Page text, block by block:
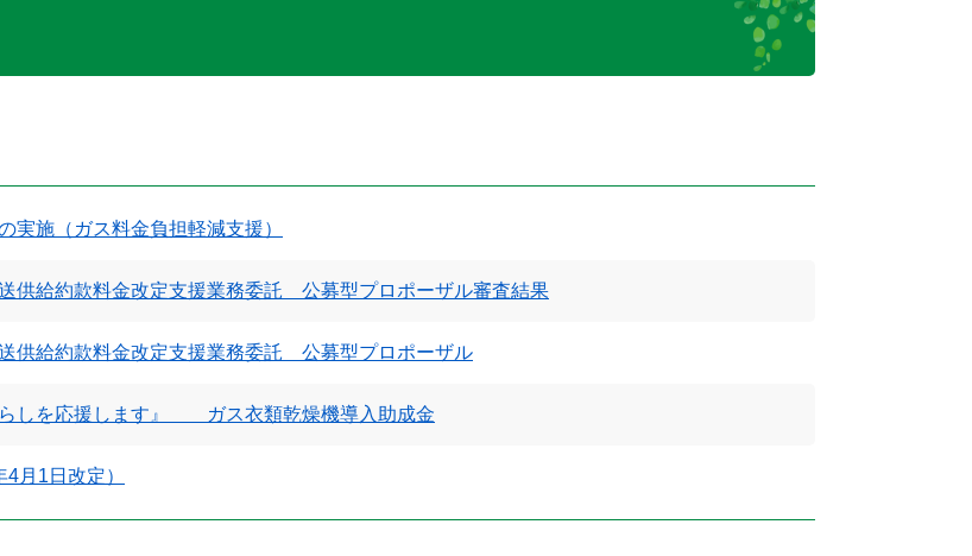
実施（ガス料金負担軽減支援）
供給約款料金改定支援業務委託 公募型プロポーザル審査結果
供給約款料金改定支援業務委託 公募型プロポーザル
らしを応援します』 ガス衣類乾燥機導入助成金
月1日改定）